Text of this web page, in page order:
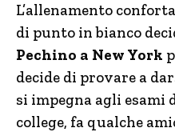
L’allenamento
di punto in bianco
Pechino a New York
decide di provare a
si impegna agli esami
college, fa qualche